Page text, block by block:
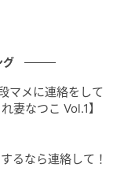
覚なんだとか。
で甘えられて
使っているそう
一緒のことが多
グ
マメに連絡をして
妻なつこ Vol.1】
なら連絡して！